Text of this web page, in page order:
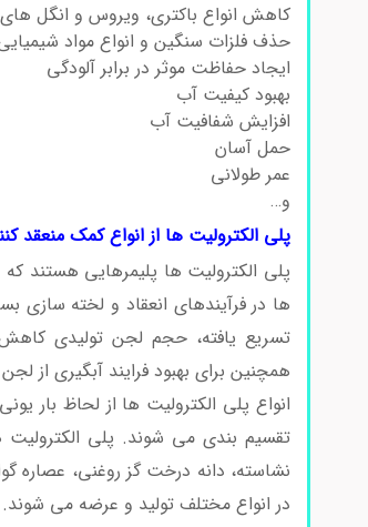
کاهش انواع باکتری، ویروس و انگل
حذف فلزات سنگین و انواع مواد
ایجاد حفاظت موثر در برابر آلودگی
بهبود کیفیت آب
افزایش شفافیت آب
حمل آسان
عمر طولانی
و…
پلی الکترولیت ها از انواع کمک منعقد
پلی الکترولیت ها پلیمرهایی هستند
ها در فرآیندهای انعقاد و لخته سازی
تسریع یافته، حجم لجن تولیدی کاهش
همچنین برای بهبود فرایند آبگیری از
انواع پلی الکترولیت ها از لحاظ بار
تقسیم بندی می شوند. پلی
نشاسته، دانه درخت گز روغنی، عصاره
در انواع مختلف تولید و عرضه می شوند.